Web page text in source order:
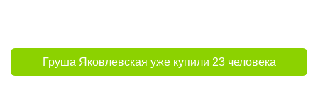
Груша Яковлевская уже купили 23 человека